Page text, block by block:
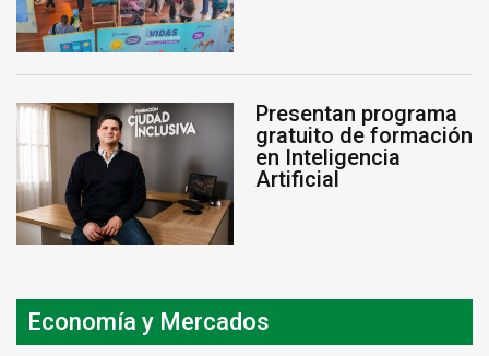
Presentan programa
gratuito de formación
en Inteligencia
Artificial
Economía y Mercados